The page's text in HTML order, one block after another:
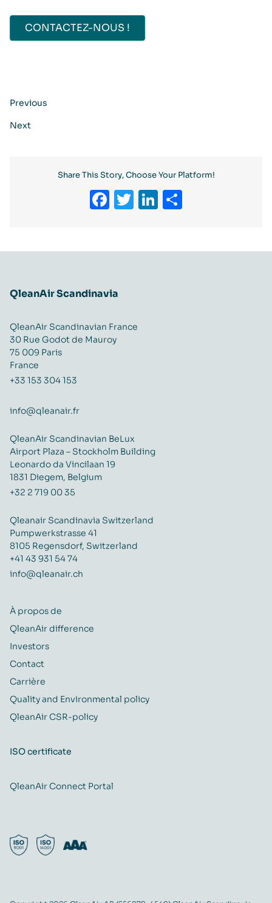
CONTACTEZ-NOUS !
Previous
Next
Share This Story, Choose Your Platform!
Facebook
Twitter
LinkedIn
QleanAir Scandinavia
QleanAir Scandinavian France
30 Rue Godot de Mauroy
75 009 Paris
France
+33 153 304 153
info@qleanair.fr
QleanAir Scandinavian BeLux
Airport Plaza – Stockholm Building
Leonardo da Vincilaan 19
1831 Diegem, Belgium
+32 2 719 00 35
Qleanair Scandinavia Switzerland
Pumpwerkstrasse 41
8105 Regensdorf, Switzerland
+41 43 931 54 74
info@qleanair.ch
À propos de
QleanAir difference
Investors
Contact
Carrière
Quality and Environmental policy
QleanAir CSR-policy
ISO certificate
QleanAir Connect Portal